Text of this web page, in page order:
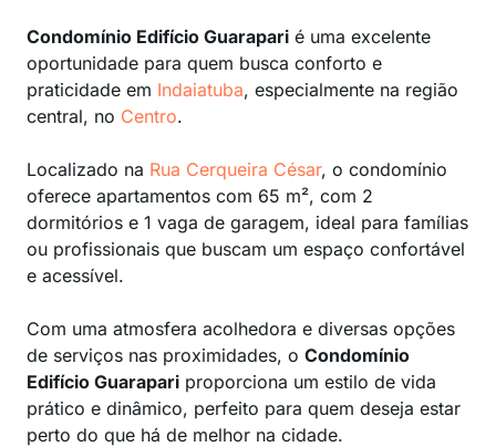
Condomínio Edifício Guarapari é uma excelente
oportunidade para quem busca conforto e
praticidade em Indaiatuba, especialmente na região
central, no Centro.
Localizado na Rua Cerqueira César, o condomínio
oferece apartamentos com 65 m², com 2
dormitórios e 1 vaga de garagem, ideal para famílias
ou profissionais que buscam um espaço confortável
e acessível.
Com uma atmosfera acolhedora e diversas opções
de serviços nas proximidades, o Condomínio
Edifício Guarapari proporciona um estilo de vida
prático e dinâmico, perfeito para quem deseja estar
perto do que há de melhor na cidade.